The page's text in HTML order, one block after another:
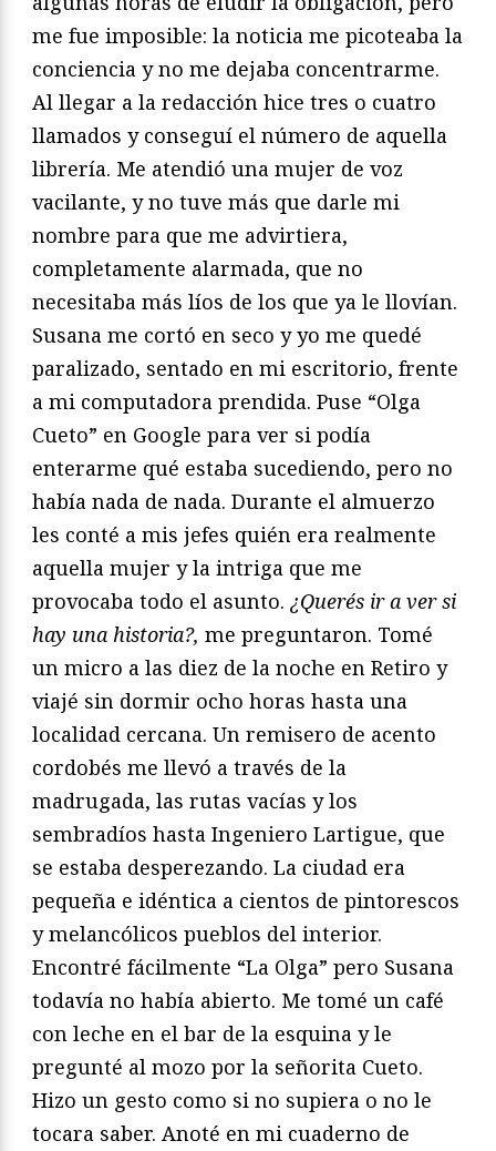
me fue imposible: la noticia me picoteaba la
conciencia y no me dejaba concentrarme.
Al llegar a la redacción hice tres o cuatro
llamados y conseguí el número de aquella
librería. Me atendió una mujer de voz
vacilante, y no tuve más que darle mi
nombre para que me advirtiera,
completamente alarmada, que no
necesitaba más líos de los que ya le llovían.
Susana me cortó en seco y yo me quedé
paralizado, sentado en mi escritorio, frente
a mi computadora prendida. Puse “Olga
Cueto” en Google para ver si podía
enterarme qué estaba sucediendo, pero no
había nada de nada. Durante el almuerzo
les conté a mis jefes quién era realmente
aquella mujer y la intriga que me
provocaba todo el asunto. ¿Querés ir a ver si
hay una historia?, me preguntaron. Tomé
un micro a las diez de la noche en Retiro y
viajé sin dormir ocho horas hasta una
localidad cercana. Un remisero de acento
cordobés me llevó a través de la
madrugada, las rutas vacías y los
sembradíos hasta Ingeniero Lartigue, que
se estaba desperezando. La ciudad era
pequeña e idéntica a cientos de pintorescos
y melancólicos pueblos del interior.
Encontré fácilmente “La Olga” pero Susana
todavía no había abierto. Me tomé un café
con leche en el bar de la esquina y le
pregunté al mozo por la señorita Cueto.
Hizo un gesto como si no supiera o no le
tocara saber. Anoté en mi cuaderno de